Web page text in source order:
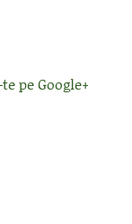
pe Google+